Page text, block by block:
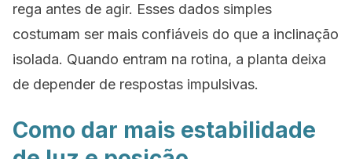
rega antes de agir. Esses dados simples
costumam ser mais confiáveis do que a inclinação
isolada. Quando entram na rotina, a planta deixa
de depender de respostas impulsivas.
Como dar mais estabilidade